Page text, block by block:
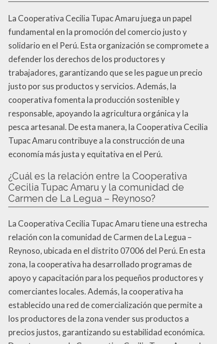
La Cooperativa Cecilia Tupac Amaru juega un papel
fundamental en la promoción del comercio justo y
solidario en el Perú. Esta organización se compromete a
defender los derechos de los productores y
trabajadores, garantizando que se les pague un precio
justo por sus productos y servicios. Además, la
cooperativa fomenta la producción sostenible y
responsable, apoyando la agricultura orgánica y la
pesca artesanal. De esta manera, la Cooperativa Cecilia
Tupac Amaru contribuye a la construcción de una
economía más justa y equitativa en el Perú.
¿Cuál es la relación entre la Cooperativa
Cecilia Tupac Amaru y la comunidad de
Carmen de La Legua – Reynoso?
La Cooperativa Cecilia Tupac Amaru tiene una estrecha
relación con la comunidad de Carmen de La Legua –
Reynoso, ubicada en el distrito 07006 del Perú. En esta
zona, la cooperativa ha desarrollado programas de
apoyo y capacitación para los pequeños productores y
comerciantes locales. Además, la cooperativa ha
establecido una red de comercialización que permite a
los productores de la zona vender sus productos a
precios justos, garantizando su estabilidad económica.